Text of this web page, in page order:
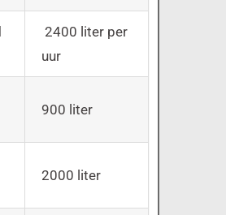
2400 liter per
uur
900 liter
2000 liter